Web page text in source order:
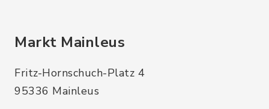
Markt Mainleus
Fritz-Hornschuch-Platz 4
95336 Mainleus